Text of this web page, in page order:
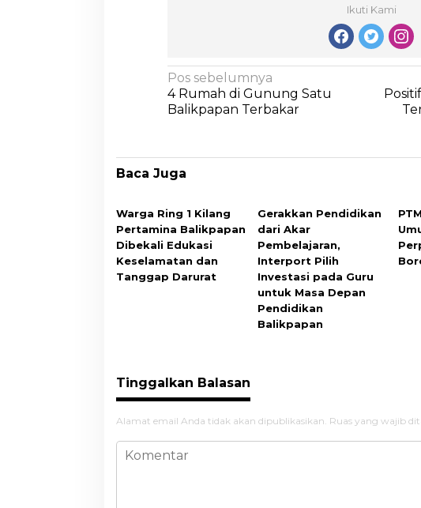
Ikuti Kami
Pos sebelumnya
4 Rumah di Gunung Satu
Balikpapan Terbakar
Baca Juga
Warga Ring 1 Kilang
Pertamina Balikpapan
Dibekali Edukasi
Keselamatan dan
Tanggap Darurat
Gerakkan Pendidikan
dari Akar
Pembelajaran,
Interport Pilih
Investasi pada Guru
untuk Masa Depan
Pendidikan
Balikpapan
Tinggalkan Balasan
Alamat email Anda tidak akan dipublikasikan. Ruas yang wajib